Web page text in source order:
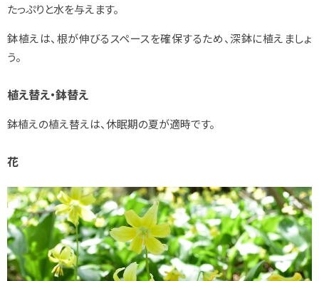
たっぷりと水を与えます。
鉢植えは、根が伸びるスペースを確保するため、深鉢に植えましょ
う。
植え替え・鉢替え
鉢植えの植え替えは、休眠期の夏が適時です。
花